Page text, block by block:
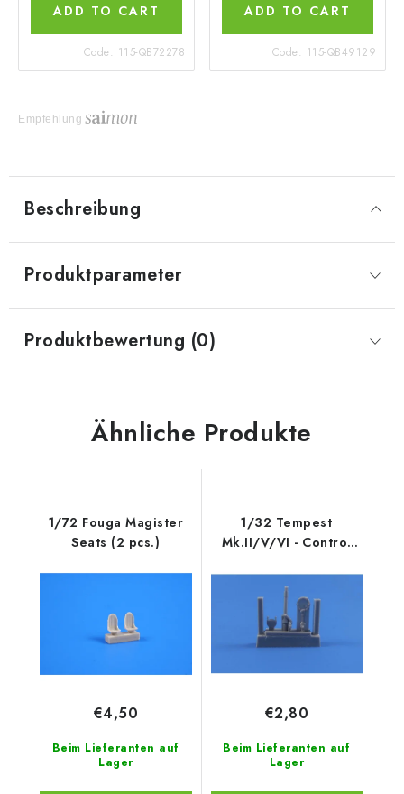
ADD TO CART
Code: 115-QB72278
ADD TO CART
Code: 115-QB49129
Empfehlung
Beschreibung
Produktparameter
Produktbewertung (0)
Ähnliche Produkte
1/72 Fouga Magister
Seats (2 pcs.)
Beim Lieferanten auf
Lager
€4,50
1/32 Tempest
Mk.II/V/VI - Control
Beim Lieferanten auf
Lager
€2,80